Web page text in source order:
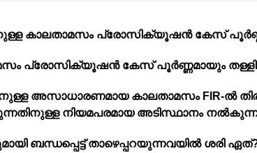
കാലതാമസം പ്രോസിക്യൂഷൻ കേസ്
പ്രോസിക്യൂഷൻ കേസ് പൂർണ്ണമായും
അസാധാരണമായ കാലതാമസം FIR-ൽ
നിയമപരമായ അടിസ്ഥാനം
ബന്ധപ്പെട്ട് താഴെപ്പറയുന്നവയിൽ ശരി